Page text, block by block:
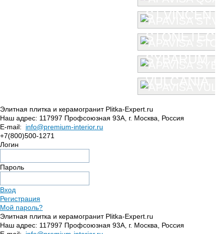
ST.VINCENT
SYBARUM
VULCANIA
Элитная плитка и керамогранит Plitka-Expert.ru
Наш адрес: 117997 Профсоюзная 93А г. Москва
Россия
E-mail:
info@premium-interior.ru
+7(800)500-1271
Логин
Пароль
Вход
Регистрация
Мой пароль?
Элитная плитка и керамогранит Plitka-Expert.ru
Наш адрес: 117997 Профсоюзная 93А г. Москва
Россия